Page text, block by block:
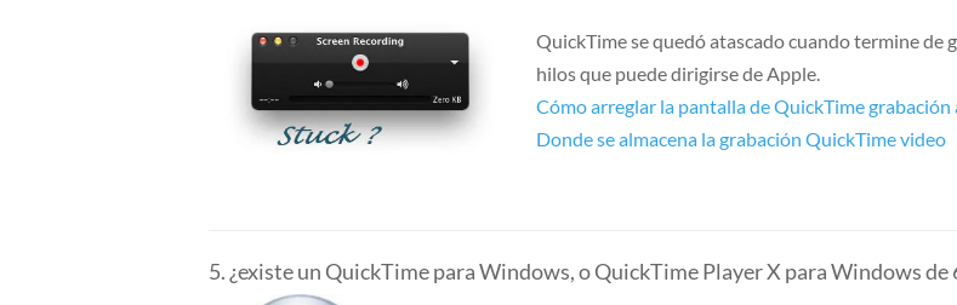
QuickTime se quedó atascado cuando termine de
hilos que puede dirigirse de Apple.
Cómo arreglar la pantalla de QuickTime grabación
Donde se almacena la grabación QuickTime video
5. ¿existe un QuickTime para Windows, o QuickTime Player X para Windows de